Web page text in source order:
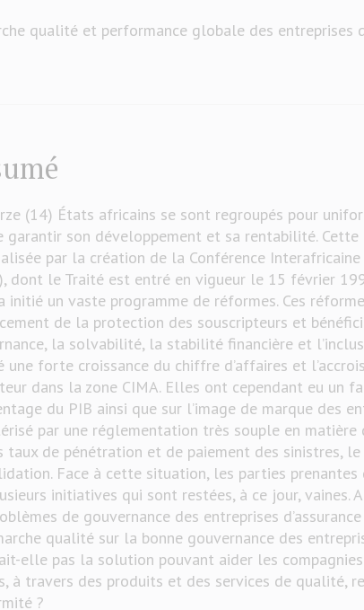
qualité et performance globale des entreprises
(14) États africains se sont regroupés pour
garantir son développement et sa rentabilité. Cette
par la création de la Conférence Interafricaine
dont le Traité est entré en vigueur le 15 février
initié un vaste programme de réformes. Ces
de la protection des souscripteurs et
la solvabilité, la stabilité financière et
une forte croissance du chiffre d’affaires et
dans la zone CIMA. Elles ont cependant eu un
du PIB ainsi que sur l’image de marque des
par une réglementation très souple en matière
taux de pénétration et de paiement des sinistres, le
Face à cette situation, les parties prenantes
initiatives qui sont restées, à ce jour, vaines.
de gouvernance des entreprises
qualité sur la bonne gouvernance des
elle pas la solution pouvant aider les compagnies
à travers des produits et des services de qualité,
?